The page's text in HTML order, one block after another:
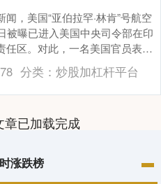
闻，美国“亚伯拉罕·林肯”号航空
被曝已进入美国中央司令部在印
任区。对此，一名美国官员表示
，该航母还没有为“未来可能对伊
78 分类： 炒股加杠杆平台
章已加载完成
涨跌榜